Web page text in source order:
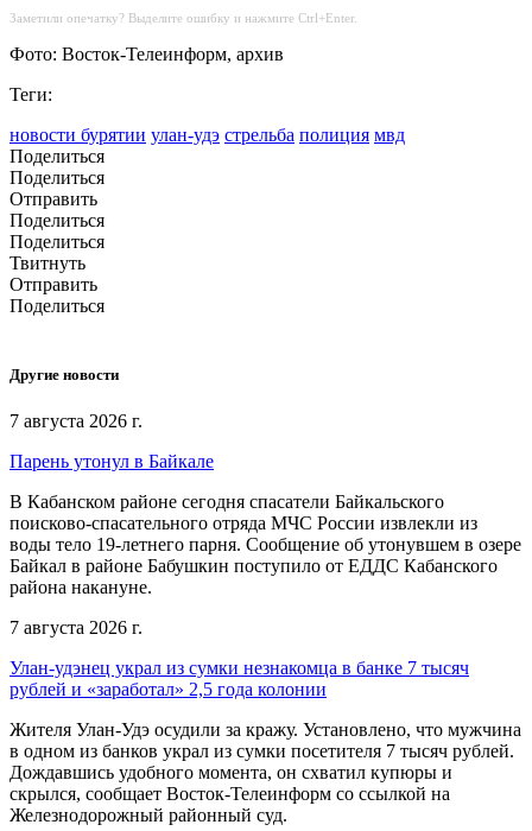
Заметили опечатку? Выделите ошибку и нажмите Ctrl+Enter.
Фото: Восток-Телеинформ, архив
Теги:
новости бурятии улан-удэ стрельба полиция мвд
Поделиться
Поделиться
Отправить
Поделиться
Поделиться
Твитнуть
Отправить
Поделиться
Другие новости
7 августа 2026 г.
Парень утонул в Байкале
В Кабанском районе сегодня спасатели Байкальского
поисково-спасательного отряда МЧС России извлекли из
воды тело 19-летнего парня. Сообщение об утонувшем в озере
Байкал в районе Бабушкин поступило от ЕДДС Кабанского
района накануне.
7 августа 2026 г.
Улан-удэнец украл из сумки незнакомца в банке 7 тысяч
рублей и «заработал» 2,5 года колонии
Жителя Улан-Удэ осудили за кражу. Установлено, что мужчина
в одном из банков украл из сумки посетителя 7 тысяч рублей.
Дождавшись удобного момента, он схватил купюры и
скрылся, сообщает Восток-Телеинформ со ссылкой на
Железнодорожный районный суд.